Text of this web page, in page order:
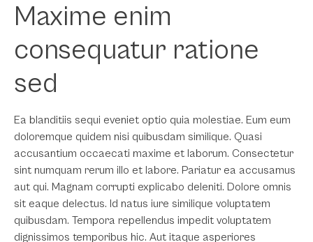
Maxime enim
consequatur ratione
sed
Ea blanditiis sequi eveniet optio quia molestiae. Eum eum
doloremque quidem nisi quibusdam similique. Quasi
accusantium occaecati maxime et laborum. Consectetur
sint numquam rerum illo et labore. Pariatur ea accusamus
aut qui. Magnam corrupti explicabo deleniti. Dolore omnis
sit eaque delectus. Id natus iure similique voluptatem
quibusdam. Tempora repellendus impedit voluptatem
dignissimos temporibus hic. Aut itaque asperiores